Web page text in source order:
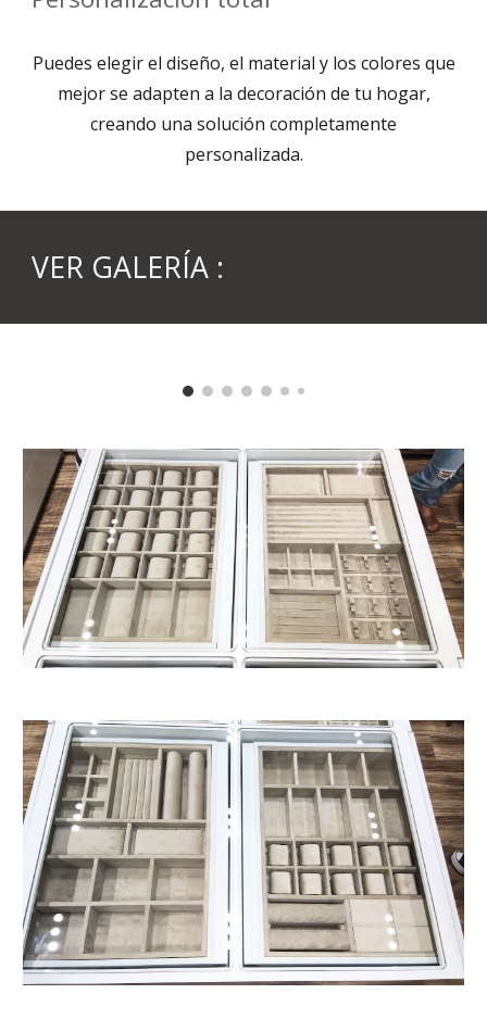
Puedes elegir el diseño, el material y los colores que
mejor se adapten a la decoración de tu hogar,
creando una solución completamente
personalizada.
VER GALERÍA :